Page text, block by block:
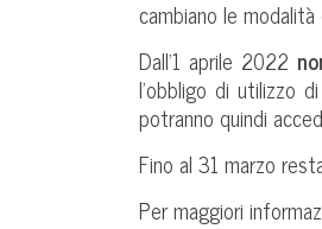
cambiano le
Dall’1 aprile 2022
l’obbligo di utilizzo
potranno quindi
Fino al 31 marzo
Per maggiori